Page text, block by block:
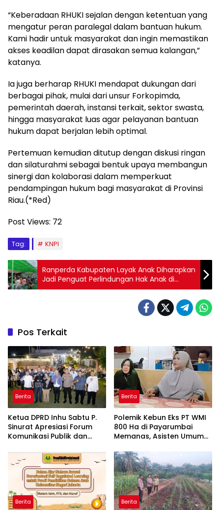
“Keberadaan RHUKI sejalan dengan ketentuan yang
mengatur peran paralegal dalam bantuan hukum.
Kami hadir untuk masyarakat dan ingin memastikan
akses keadilan dapat dirasakan semua kalangan,”
katanya.
Ia juga berharap RHUKI mendapat dukungan dari
berbagai pihak, mulai dari unsur Forkopimda,
pemerintah daerah, instansi terkait, sektor swasta,
hingga masyarakat luas agar pelayanan bantuan
hukum dapat berjalan lebih optimal.
Pertemuan kemudian ditutup dengan diskusi ringan
dan silaturahmi sebagai bentuk upaya membangun
sinergi dan kolaborasi dalam memperkuat
pendampingan hukum bagi masyarakat di Provinsi
Riau.(*Red)
Post Views: 72
Tag: KNPI
Ranperda Kabupaten Layak Anak Diharapkan
Jadi Penguat Perlindungan Hak Anak di
Rupat
Pos Terkait
Berita
Ketua DPRD Inhu Sabtu P.
Sinurat Apresiasi Forum
Komunikasi Publik dan
Berita
Polemik Kebun Eks PT WMI
800 Ha di Payarumbai
Memanas, Asisten Umum
Tantang Presiden Prabowo
Berita Berita